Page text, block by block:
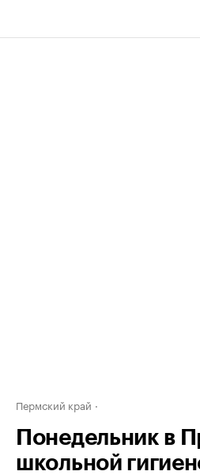
Пермский край
Понедельник в
школьной